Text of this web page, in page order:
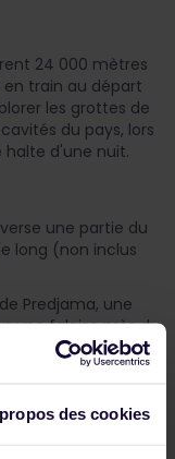
des cookies
24 000 mètres
train au départ
les grottes de
du pays, lors
halte d'une nuit.
une partie du
long (non inclus
Predjama, une
une falaise près du
olm, qui